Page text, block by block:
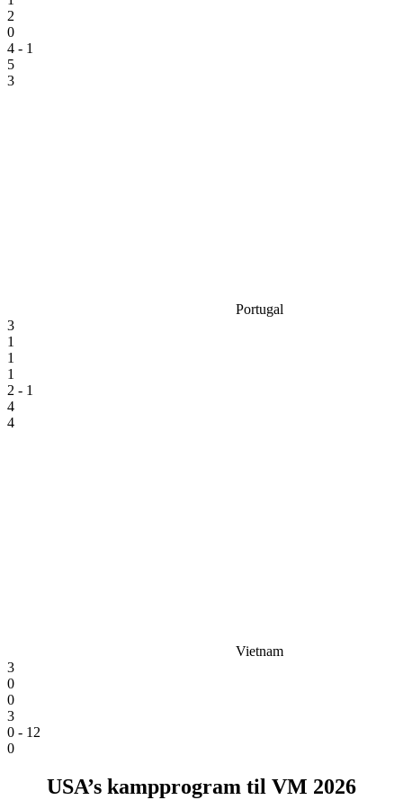
2
0
4 - 1
5
3
Portugal
3
1
1
1
2 - 1
4
4
Vietnam
3
0
0
3
0 - 12
0
USA’s kampprogram til VM 2026